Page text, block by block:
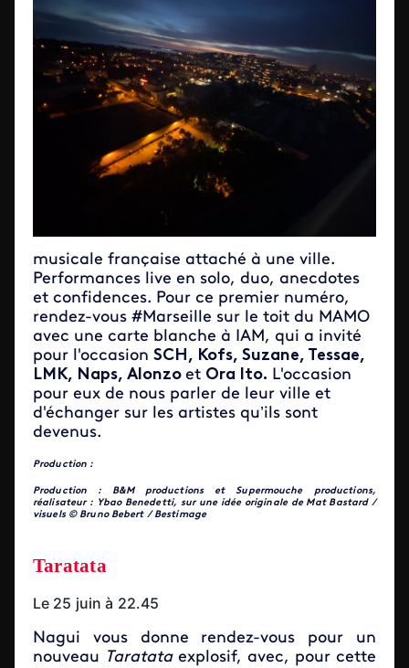
musicale française attaché à une ville.
Performances live en solo, duo, anecdotes
et confidences. Pour ce premier numéro,
rendez-vous #Marseille sur le toit du MAMO
avec une carte blanche à IAM, qui a invité
pour l'occasion SCH, Kofs, Suzane, Tessae,
LMK, Naps, Alonzo et Ora Ito. L'occasion
pour eux de nous parler de leur ville et
d'échanger sur les artistes qu’ils sont
devenus.
Production :
Production : B&M productions et Supermouche productions,
réalisateur : Ybao Benedetti, sur une idée originale de Mat Bastard /
visuels © Bruno Bebert / Bestimage
Taratata
Le 25 juin à 22.45
Nagui vous donne rendez-vous pour un
nouveau Taratataexplosif, avec, pour cette